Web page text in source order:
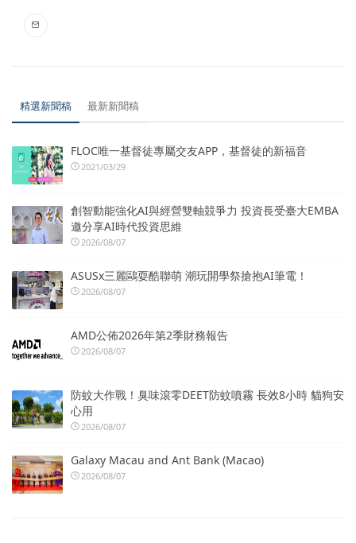
精選新聞稿 最新新聞稿
FLOC唯一基督徒專屬交友APP，基督徒的新福音
2021/03/29
創智動能強化AI與經營雙軸競爭力 投資長受臺大EMBA
邀分享AI時代投資思維
2026/08/07
ASUSx三麗鷗耍酷聯萌 潮玩開學祭搶抱AI筆電！
2026/08/07
AMD公佈2026年第2季財務報告
2026/08/07
防蚊大作戰！臭味滾零DEET防蚊噴霧 長效8小時 貓狗安
心用
2026/08/07
Galaxy Macau and Ant Bank (Macao)
2026/08/07